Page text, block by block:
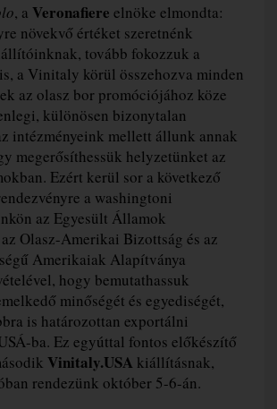
, a Veronafiere elnöke elmondta:
növekvő értéket szeretnénk
tovább fokozzuk a
a Vinitaly körül összehozva minden
az olasz bor promóciójához köze
különösen bizonytalan
intézményeink mellett állunk annak
megerősíthessük helyzetünket az
Ezért kerül sor a következő
a washingtoni
az Egyesült Államok
Olasz-Amerikai Bizottság és az
Amerikaiak Alapítványa
hogy bemutathassuk
minőségét és egyediségét,
is határozottan exportálni
ba. Ez egyúttal fontos előkészítő
Vinitaly.USA kiállításnak,
rendezünk október 5-6-án.